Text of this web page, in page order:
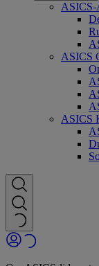
ASICS-
ASICS
ASICS